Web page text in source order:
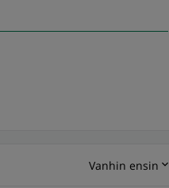
Vanhin ensin